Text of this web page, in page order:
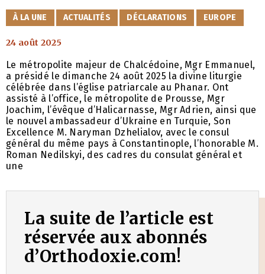
CATÉGORIES
À LA UNE ACTUALITÉS DÉCLARATIONS EUROPE
24 août 2025
Le métropolite majeur de Chalcédoine, Mgr Emmanuel,
a présidé le dimanche 24 août 2025 la divine liturgie
célébrée dans l’église patriarcale au Phanar. Ont
assisté à l’office, le métropolite de Prousse, Mgr
Joachim, l’évêque d’Halicarnasse, Mgr Adrien, ainsi que
le nouvel ambassadeur d’Ukraine en Turquie, Son
Excellence M. Naryman Dzhelialov, avec le consul
général du même pays à Constantinople, l’honorable M.
Roman Nedilskyi, des cadres du consulat général et
une
La suite de l’article est
réservée aux abonnés
d’Orthodoxie.com!